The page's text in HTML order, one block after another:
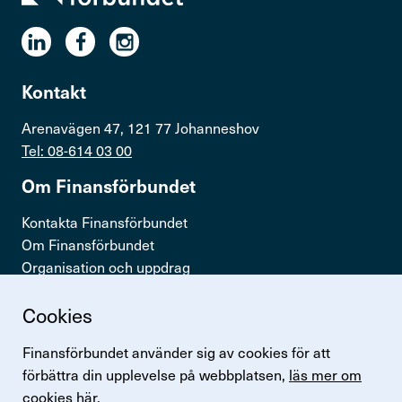
Cookies
Finansförbundet använder sig av cookies för att
förbättra din upplevelse på webbplatsen, läs mer om
cookies här.
Kontakt
Arenavägen 47, 121 77 Johanneshov
Tel: 08-614 03 00
Om Finans­för­bundet
Kontakta Finansförbundet
Om Finansförbundet
Organisation och uppdrag
Snabb­länkar
Logga in
Lönestatistik